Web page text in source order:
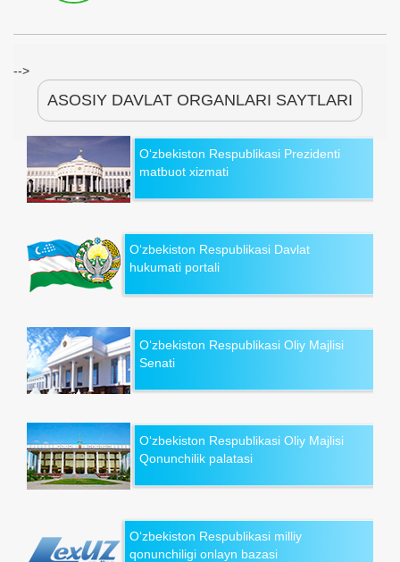
-->
ASOSIY DAVLAT ORGANLARI SAYTLARI
O‘zbekiston Respublikasi Prezidenti
matbuot xizmati
O‘zbekiston Respublikasi Davlat
hukumati portali
O‘zbekiston Respublikasi Oliy Majlisi
Senati
O‘zbekiston Respublikasi Oliy Majlisi
Qonunchilik palatasi
O‘zbekiston Respublikasi milliy
qonunchiligi onlayn bazasi